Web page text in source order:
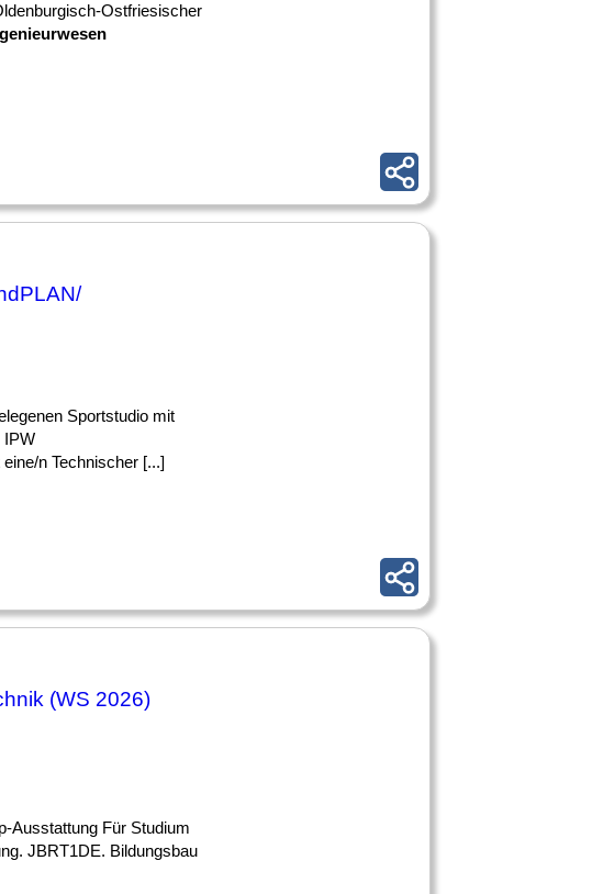
Ostfriesischer
Sportstudio mit
IPW
n Technischer [...]
(WS 2026)
Ausstattung Für Studium
JBRT1DE. Bildungsbau